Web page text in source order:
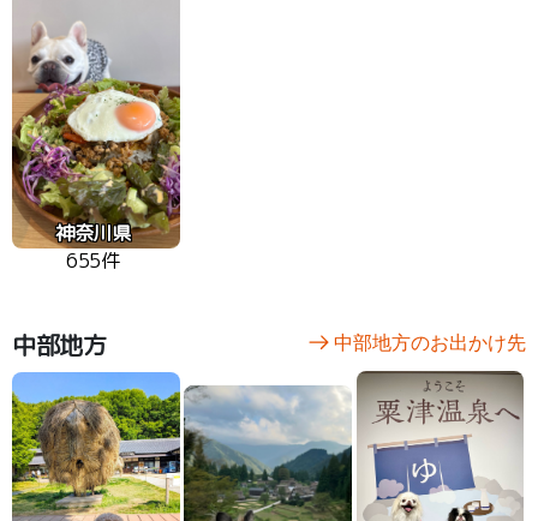
神奈川県
655件
中部地方 中部地方のお出かけ先